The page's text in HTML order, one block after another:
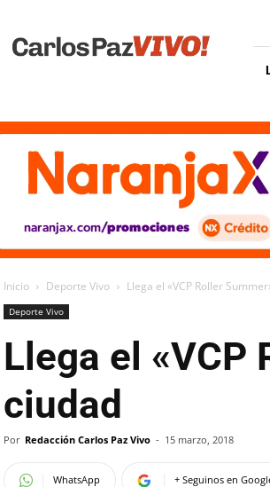
Vivo
Inicio Deporte Vivo Llega el «VCP Roller
Deporte Vivo
Llega el «VCP
ciudad
Por Redacción Carlos Paz Vivo - 15 marzo, 2018
WhatsApp + Seguinos en